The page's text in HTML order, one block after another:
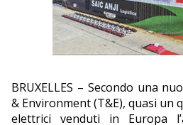
NAUTICA
EDITORIALI
BRUXELLES – Secondo una
& Environment (T&E), quasi un
elettrici venduti in Europa